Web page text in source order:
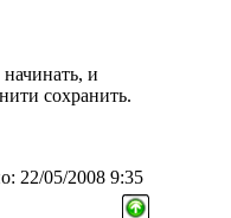
и
сохранить.
22/05/2008 9:35